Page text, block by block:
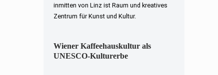
inmitten von Linz ist Raum und kreatives
Zentrum für Kunst und Kultur.
Wiener Kaffeehauskultur als
UNESCO-Kulturerbe